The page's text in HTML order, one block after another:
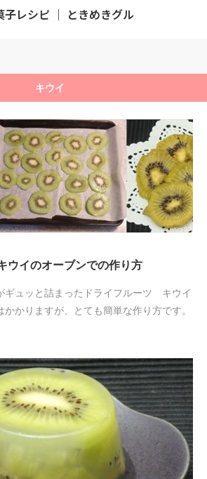
レシピ ｜ ときめきグル
キウイ
ウイのオーブンでの作り方
ギュッと詰まったドライフルーツ キウイ
かりますが、とても簡単な作り方です。